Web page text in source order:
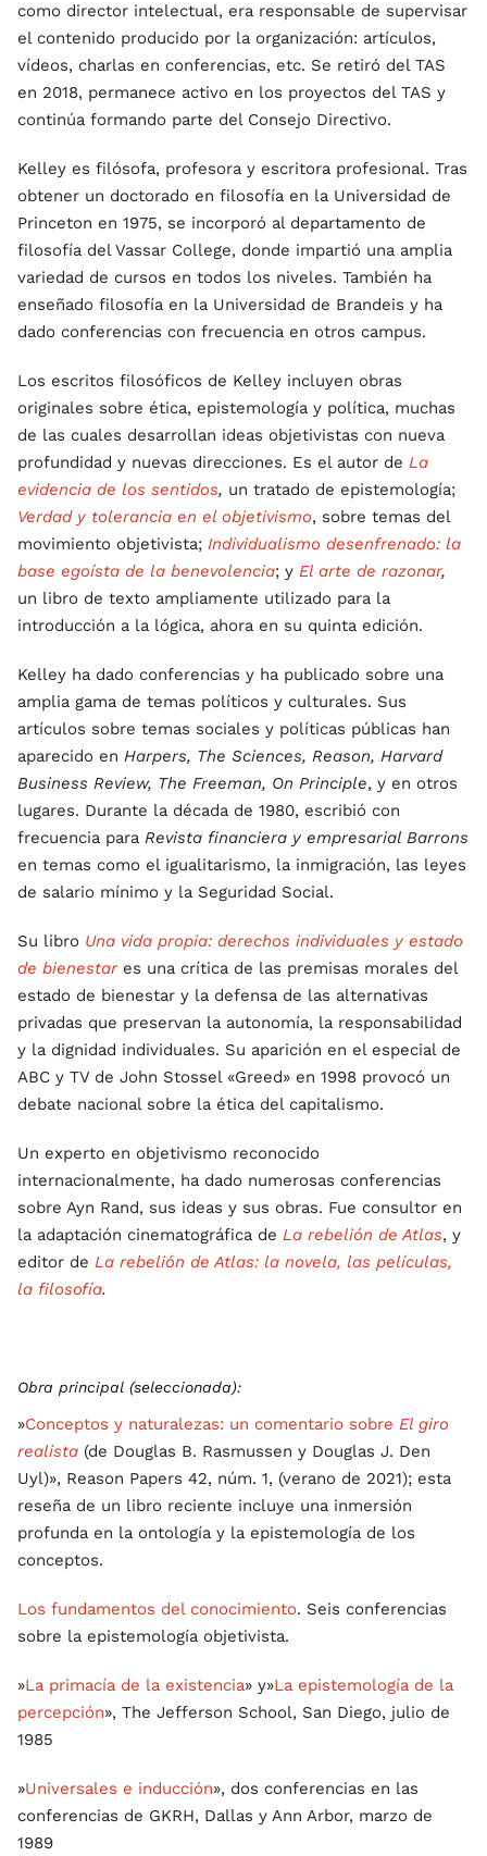
como director intelectual, era responsable de supervisar
el contenido producido por la organización: artículos,
vídeos, charlas en conferencias, etc. Se retiró del TAS
en 2018, permanece activo en los proyectos del TAS y
continúa formando parte del Consejo Directivo.
Kelley es filósofa, profesora y escritora profesional. Tras
obtener un doctorado en filosofía en la Universidad de
Princeton en 1975, se incorporó al departamento de
filosofía del Vassar College, donde impartió una amplia
variedad de cursos en todos los niveles. También ha
enseñado filosofía en la Universidad de Brandeis y ha
dado conferencias con frecuencia en otros campus.
Los escritos filosóficos de Kelley incluyen obras
originales sobre ética, epistemología y política, muchas
de las cuales desarrollan ideas objetivistas con nueva
profundidad y nuevas direcciones. Es el autor de La
evidencia de los sentidos, un tratado de epistemología;
Verdad y tolerancia en el objetivismo, sobre temas del
movimiento objetivista; Individualismo desenfrenado: la
base egoísta de la benevolencia; y El arte de razonar,
un libro de texto ampliamente utilizado para la
introducción a la lógica, ahora en su quinta edición.
Kelley ha dado conferencias y ha publicado sobre una
amplia gama de temas políticos y culturales. Sus
artículos sobre temas sociales y políticas públicas han
aparecido en Harpers, The Sciences, Reason, Harvard
Business Review, The Freeman, On Principle, y en otros
lugares. Durante la década de 1980, escribió con
frecuencia para Revista financiera y empresarial Barrons
en temas como el igualitarismo, la inmigración, las leyes
de salario mínimo y la Seguridad Social.
Su libro Una vida propia: derechos individuales y estado
de bienestar es una crítica de las premisas morales del
estado de bienestar y la defensa de las alternativas
privadas que preservan la autonomía, la responsabilidad
y la dignidad individuales. Su aparición en el especial de
ABC y TV de John Stossel «Greed» en 1998 provocó un
debate nacional sobre la ética del capitalismo.
Un experto en objetivismo reconocido
internacionalmente, ha dado numerosas conferencias
sobre Ayn Rand, sus ideas y sus obras. Fue consultor en
la adaptación cinematográfica de La rebelión de Atlas, y
editor de La rebelión de Atlas: la novela, las películas,
la filosofía.
Obra principal (seleccionada):
»Conceptos y naturalezas: un comentario sobre El giro
realista (de Douglas B. Rasmussen y Douglas J. Den
Uyl)», Reason Papers 42, núm. 1, (verano de 2021); esta
reseña de un libro reciente incluye una inmersión
profunda en la ontología y la epistemología de los
conceptos.
Los fundamentos del conocimiento. Seis conferencias
sobre la epistemología objetivista.
»La primacía de la existencia» y»La epistemología de la
percepción», The Jefferson School, San Diego, julio de
1985
»Universales e inducción», dos conferencias en las
conferencias de GKRH, Dallas y Ann Arbor, marzo de
1989